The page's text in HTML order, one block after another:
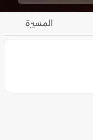
المسيرة